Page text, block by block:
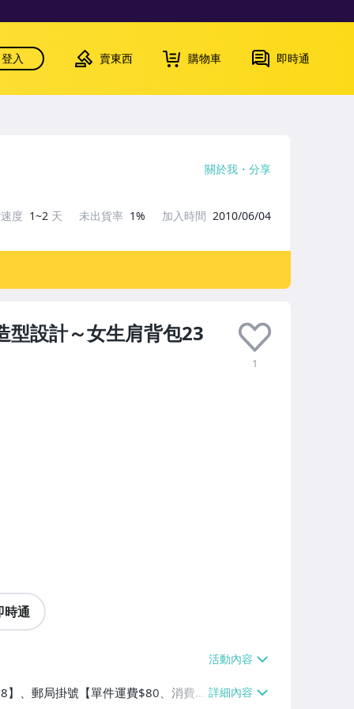
登入 賣東西 購物車 即時通
型設計～女生肩背包23
1
時通
】、郵局掛號【單件運費$80、消費
關於我 分享
度 1~2 天 未出貨率 1% 加入時間 2010/06/04